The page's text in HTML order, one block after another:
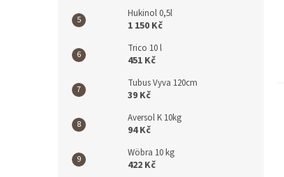
Hukinol 0,5l
1 150 Kč
Trico 10 l
451 Kč
Tubus Vyva 120cm
39 Kč
Aversol K 10kg
94 Kč
Wöbra 10 kg
422 Kč